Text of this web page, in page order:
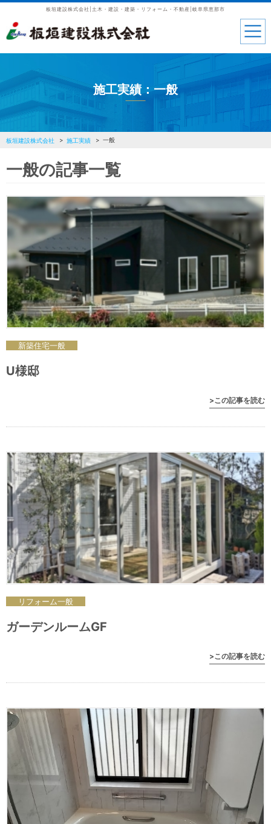
板垣建設株式会社|土木・建設・建築・リフォーム・不動産|岐阜県恵那市
施工実績：一般
板垣建設株式会社 施工実績 一般
一般の記事一覧
新築住宅一般
U様邸
>この記事を読む
リフォーム一般
ガーデンルームGF
>この記事を読む